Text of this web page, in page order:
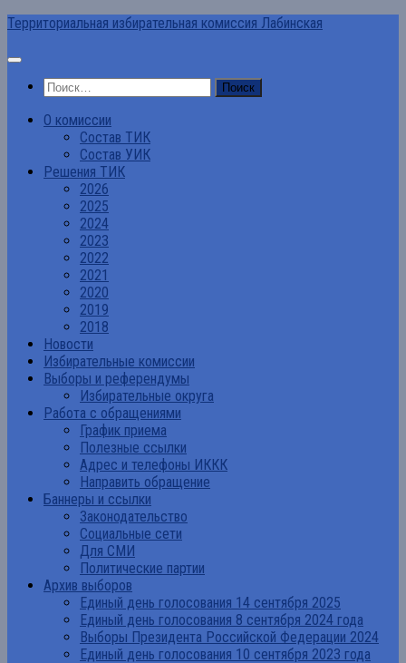
Перейти
содержимому
Территориальная избирательная комиссия Лабинская
Найти:
О комиссии
Состав ТИК
Состав УИК
Решения ТИК
2026
2025
2024
2023
2022
2021
2020
2019
2018
Новости
Избирательные комиссии
Выборы и референдумы
Избирательные округа
Работа с обращениями
График приема
Полезные ссылки
Адрес и телефоны ИККК
Направить обращение
Баннеры и ссылки
Законодательство
Социальные сети
Для СМИ
Политические партии
Архив выборов
Единый день голосования 14 сентября 2025
Единый день голосования 8 сентября 2024 года
Выборы Президента Российской Федерации 2024
Единый день голосования 10 сентября 2023 года